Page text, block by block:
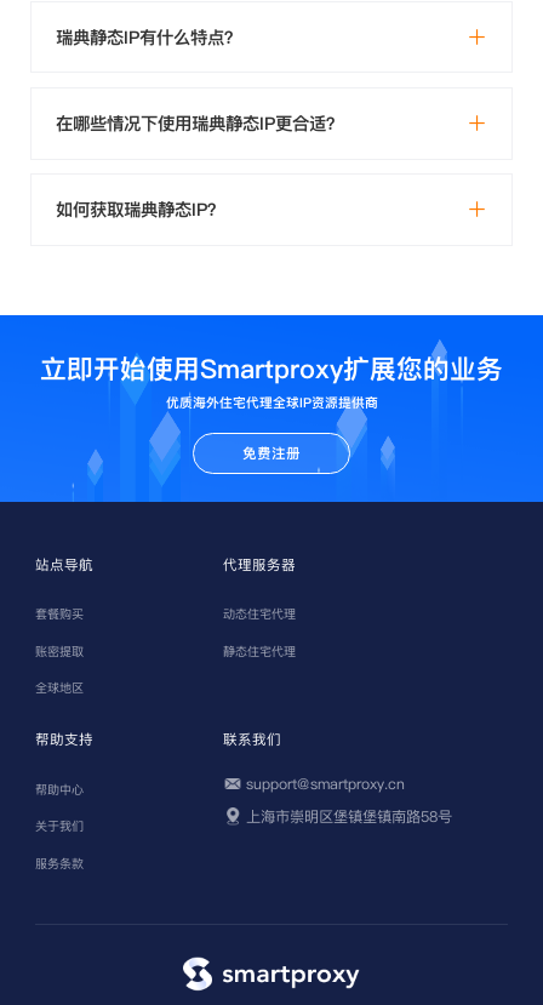
瑞典静态IP有什么特点？
在哪些情况下使用瑞典静态IP更合适？
如何获取瑞典静态IP？
立即开始使用Smartproxy扩展您的业务
优质海外住宅代理全球IP资源提供商
免费注册
站点导航
套餐购买
账密提取
全球地区
代理服务器
动态住宅代理
静态住宅代理
帮助支持
帮助中心
关于我们
服务条款
联系我们
support@smartproxy.cn
上海市崇明区堡镇堡镇南路58号